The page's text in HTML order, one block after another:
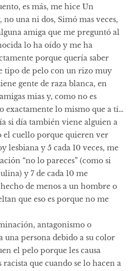
es más, me hice Un
una ni dos, Simó mas veces,
amiga que me preguntó al
lo ha oído y me ha
porque quería saber
tipo de pelo con un rizo muy
gente de raza blanca, en
mias y, como no es
exactamente lo mismo que a ti…
si día también viene alguien a
el cuello porque quieren ver
lesbiana y 5 cada 10 veces, me
“no lo pareces” (como si
y 7 de cada 10 me
de menos a un hombre o
que eso es porque no me
antagonismo o
una persona debido a su color
el pelo porque les causa
racista que cuando se lo hacen a